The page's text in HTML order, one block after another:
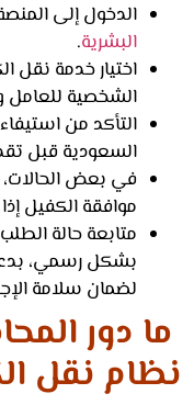
الدخول إلى المنصة
البشرية.
اختيار خدمة نقل
الشخصية للعامل
التأكد من استيفاء
السعودية قبل تقديم
في بعض الحالات،
موافقة الكفيل إذا
متابعة حالة الطلب
بشكل رسمي، بدعم
لضمان سلامة
دور
نقل